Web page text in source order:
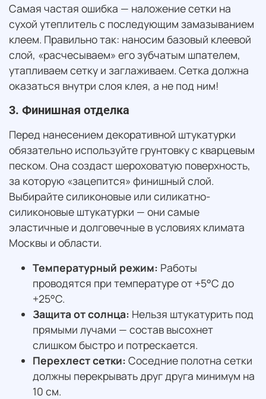
Самая частая ошибка — наложение сетки на
сухой утеплитель с последующим замазыванием
клеем. Правильно так: наносим базовый клеевой
слой, «расчесываем» его зубчатым шпателем,
утапливаем сетку и заглаживаем. Сетка должна
оказаться внутри слоя клея, а не под ним!
3. Финишная отделка
Перед нанесением декоративной штукатурки
обязательно используйте грунтовку с кварцевым
песком. Она создаст шероховатую поверхность,
за которую «зацепится» финишный слой.
Выбирайте силиконовые или силикатно-
силиконовые штукатурки — они самые
эластичные и долговечные в условиях климата
Москвы и области.
Температурный режим: Работы
проводятся при температуре от +5°C до
+25°C.
Защита от солнца: Нельзя штукатурить под
прямыми лучами — состав высохнет
слишком быстро и потрескается.
Перехлест сетки: Соседние полотна сетки
должны перекрывать друг друга минимум на
10 см.